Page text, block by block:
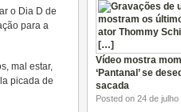
o Dia D de
para a
mal estar,
picada de
Vídeo mostra
‘Pantanal’ se
sacada
Posted on 24 de julho